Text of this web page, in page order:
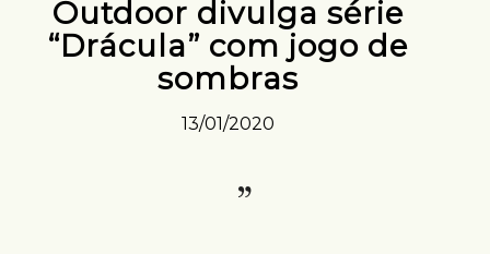
Outdoor divulga série
“Drácula” com jogo de
sombras
13/01/2020